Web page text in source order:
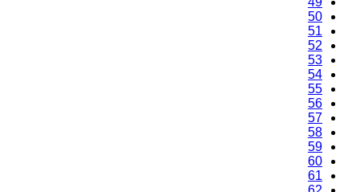
50
51
52
53
54
55
56
57
58
59
60
61